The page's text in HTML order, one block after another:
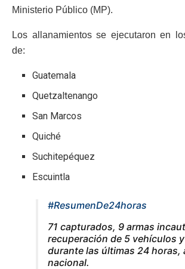
Ministerio Público (MP).
Los allanamientos se ejecutaron en
de:
Guatemala
Quetzaltenango
San Marcos
Quiché
Suchitepéquez
Escuintla
#ResumenDe24horas
71 capturados, 9 armas
recuperación de 5 vehículos
durante las últimas 24 horas,
nacional.